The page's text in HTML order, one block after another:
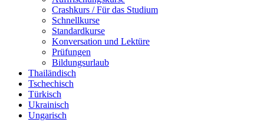
Crashkurs / Für das Studium
Schnellkurse
Standardkurse
Konversation und Lektüre
Prüfungen
Bildungsurlaub
Thailändisch
Tschechisch
Türkisch
Ukrainisch
Ungarisch